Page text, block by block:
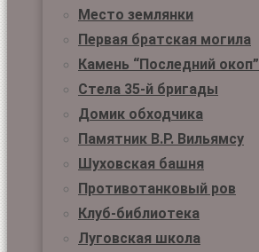
Место землянки
Первая братская могила
Камень “Последний окоп”
Стела 35-й бригады
Домик обходчика
Памятник В.Р. Вильямсу
Шуховская башня
Противотанковый ров
Клуб-библиотека
Луговская школа